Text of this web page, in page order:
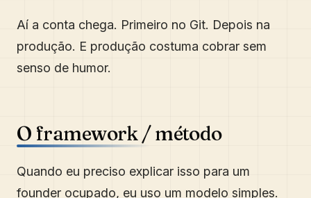
Aí a conta chega. Primeiro no Git. Depois na
produção. E produção costuma cobrar sem
senso de humor.
O framework / método
Quando eu preciso explicar isso para um
founder ocupado, eu uso um modelo simples.